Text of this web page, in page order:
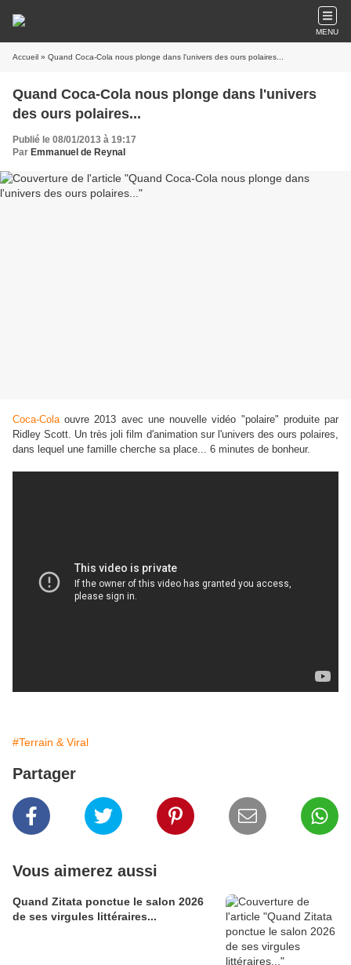
MENU
Accueil » Quand Coca-Cola nous plonge dans l'univers des ours polaires...
Quand Coca-Cola nous plonge dans l'univers
des ours polaires...
Publié le 08/01/2013 à 19:17
Par Emmanuel de Reynal
Coca-Colaouvre 2013 avec une nouvelle vidéo "polaire" produite par
Ridley Scott. Un très joli film d'animation sur l'univers des ours polaires,
dans lequel une famille cherche sa place... 6 minutes de bonheur.
#Terrain & Viral
Partager
Vous aimerez aussi
Quand Zitata ponctue le salon 2026
de ses virgules littéraires...